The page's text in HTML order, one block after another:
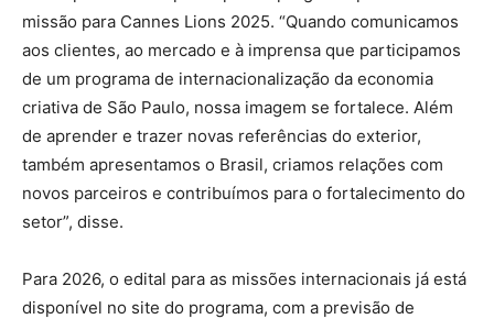
missão para Cannes Lions 2025. “Quando comunicamos
aos clientes, ao mercado e à imprensa que participamos
de um programa de internacionalização da economia
criativa de São Paulo, nossa imagem se fortalece. Além
de aprender e trazer novas referências do exterior,
também apresentamos o Brasil, criamos relações com
novos parceiros e contribuímos para o fortalecimento do
setor”, disse.
Para 2026, o edital para as missões internacionais já está
disponível no site do programa, com a previsão de